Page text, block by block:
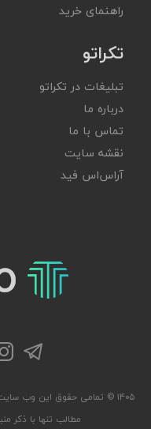
راهنمای خرید
تکراتو
تبلیغات در تکراتو
درباره ما
تماس با ما
نقشه سایت
آر‌اس‌اس فید
تکراتو – زندگی با تکنولوژی
تلگرام
۱۴۰۵ © تمامی حقوق این وب سایت برای
مطالب تنها با ذکر